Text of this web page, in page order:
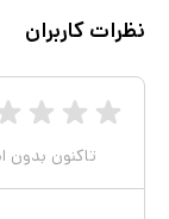
نظرات کاربران
تاکنون بدون